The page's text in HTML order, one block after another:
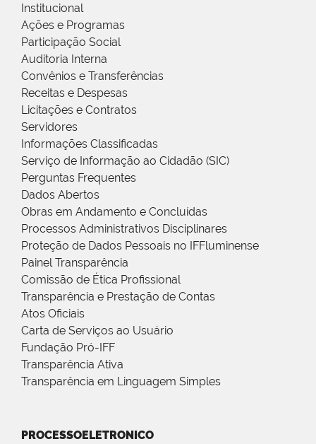
Institucional
Ações e Programas
Participação Social
Auditoria Interna
Convênios e Transferências
Receitas e Despesas
Licitações e Contratos
Servidores
Informações Classificadas
Serviço de Informação ao Cidadão (SIC)
Perguntas Frequentes
Dados Abertos
Obras em Andamento e Concluídas
Processos Administrativos Disciplinares
Proteção de Dados Pessoais no IFFluminense
Painel Transparência
Comissão de Ética Profissional
Transparência e Prestação de Contas
Atos Oficiais
Carta de Serviços ao Usuário
Fundação Pró-IFF
Transparência Ativa
Transparência em Linguagem Simples
PROCESSOELETRONICO